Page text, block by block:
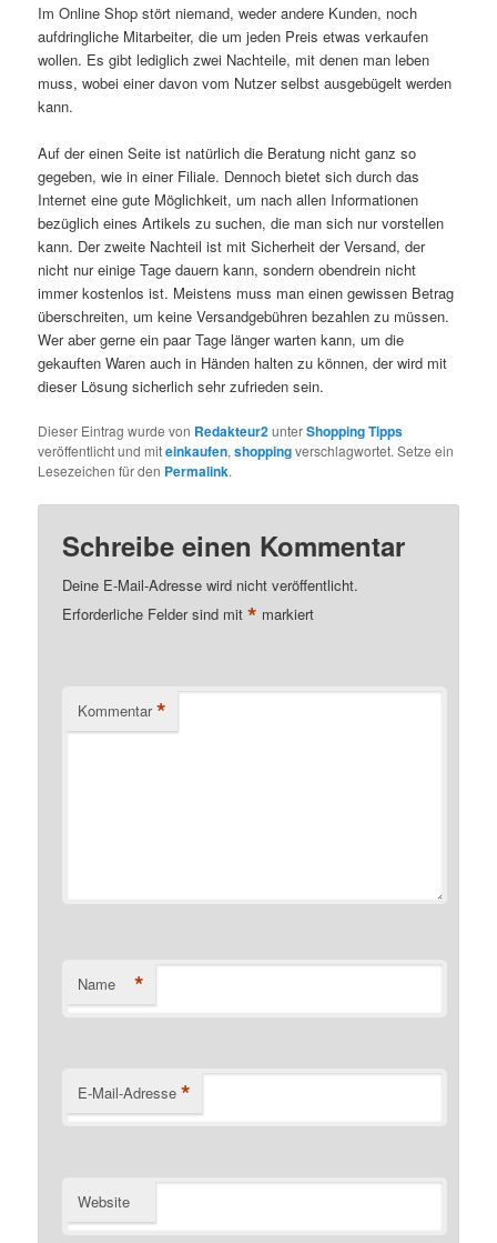
Im Online Shop stört niemand, weder andere Kunden, noch
aufdringliche Mitarbeiter, die um jeden Preis etwas verkaufen
wollen. Es gibt lediglich zwei Nachteile, mit denen man leben
muss, wobei einer davon vom Nutzer selbst ausgebügelt werden
kann.
Auf der einen Seite ist natürlich die Beratung nicht ganz so
gegeben, wie in einer Filiale. Dennoch bietet sich durch das
Internet eine gute Möglichkeit, um nach allen Informationen
bezüglich eines Artikels zu suchen, die man sich nur vorstellen
kann. Der zweite Nachteil ist mit Sicherheit der Versand, der
nicht nur einige Tage dauern kann, sondern obendrein nicht
immer kostenlos ist. Meistens muss man einen gewissen Betrag
überschreiten, um keine Versandgebühren bezahlen zu müssen.
Wer aber gerne ein paar Tage länger warten kann, um die
gekauften Waren auch in Händen halten zu können, der wird mit
dieser Lösung sicherlich sehr zufrieden sein.
Dieser Eintrag wurde von Redakteur2unterShopping Tipps
veröffentlicht und miteinkaufen,shoppingverschlagwortet. Setze ein
Lesezeichen für den Permalink.
Schreibe einen Kommentar
Deine E-Mail-Adresse wird nicht veröffentlicht.
Erforderliche Felder sind mit* markiert
Kommentar *
Name *
E-Mail-Adresse *
Website